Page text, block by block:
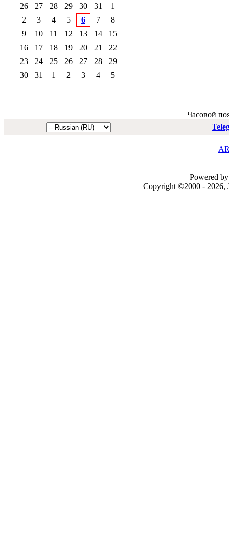
26
27 28 29 30 31
1
2
3 4 5 6 7
8
9
10 11 12 13 14
15
16
17 18 19 20 21
22
23
24 25 26 27 28
29
30
31 1 2 3 4 5
Часовой
Powered
Copyright ©2000 - 2026,